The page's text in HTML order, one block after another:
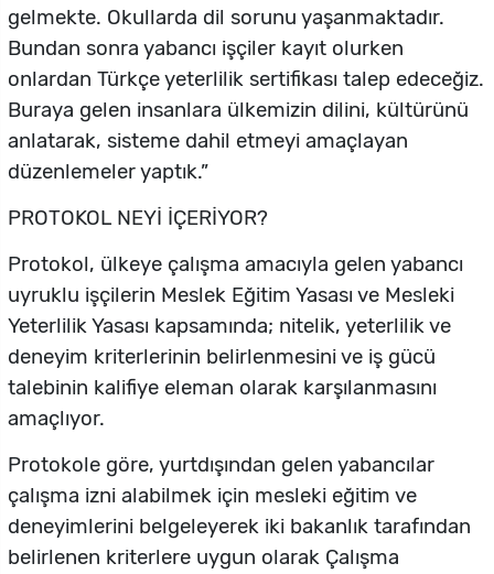
gelmekte. Okullarda dil sorunu yaşanmaktadır.
Bundan sonra yabancı işçiler kayıt olurken
onlardan Türkçe yeterlilik sertifikası talep edeceğiz.
Buraya gelen insanlara ülkemizin dilini, kültürünü
anlatarak, sisteme dahil etmeyi amaçlayan
düzenlemeler yaptık.”
PROTOKOL NEYİ İÇERİYOR?
Protokol, ülkeye çalışma amacıyla gelen yabancı
uyruklu işçilerin Meslek Eğitim Yasası ve Mesleki
Yeterlilik Yasası kapsamında; nitelik, yeterlilik ve
deneyim kriterlerinin belirlenmesini ve iş gücü
talebinin kalifiye eleman olarak karşılanmasını
amaçlıyor.
Protokole göre, yurtdışından gelen yabancılar
çalışma izni alabilmek için mesleki eğitim ve
deneyimlerini belgeleyerek iki bakanlık tarafından
belirlenen kriterlere uygun olarak Çalışma